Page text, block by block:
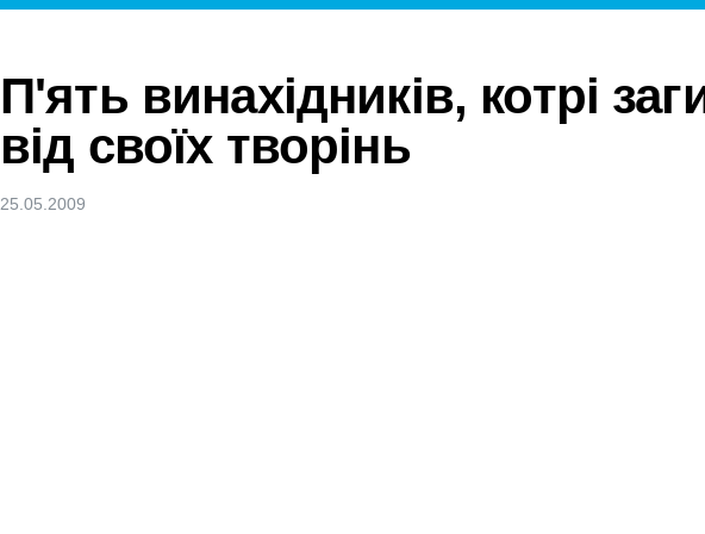
П'ять винахідників, котрі
від своїх творінь
25.05.2009